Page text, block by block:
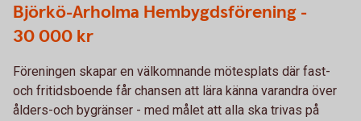
Björkö-Arholma Hembygdsförening -
30 000 kr
Föreningen skapar en välkomnande mötesplats där fast-
och fritidsboende får chansen att lära känna varandra över
ålders-och bygränser - med målet att alla ska trivas på